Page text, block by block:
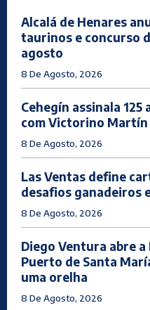
Alcalá de Henares
taurinos e concurso
agosto
8 De Agosto, 2026
Cehegín assinala
com Victorino Martín
8 De Agosto, 2026
Las Ventas define
desafios ganadeiros
8 De Agosto, 2026
Diego Ventura abre
Puerto de Santa
uma orelha
8 De Agosto, 2026